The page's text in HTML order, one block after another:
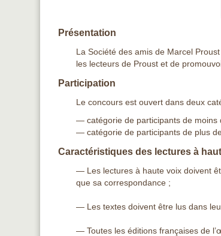
Présentation
La Société des amis de Marcel
les lecteurs de Proust et de
Participation
Le concours est ouvert dans deux
— catégorie de participants de moins
— catégorie de participants de plus
Caractéristiques des lectures à
— Les lectures à haute voix doivent
que sa correspondance ;
— Les textes doivent être lus dans
— Toutes les éditions françaises de